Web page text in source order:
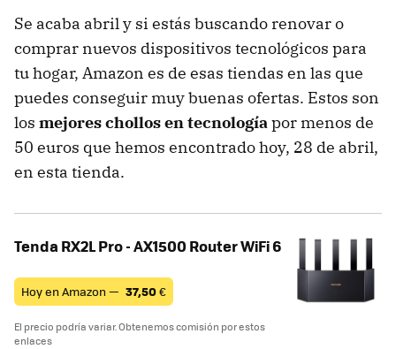
Se acaba abril y si estás buscando renovar o
comprar nuevos dispositivos tecnológicos para
tu hogar, Amazon es de esas tiendas en las que
puedes conseguir muy buenas ofertas. Estos son
los mejores chollos en tecnologíapor menos de
50 euros que hemos encontrado hoy, 28 de abril,
en esta tienda.
Tenda RX2L Pro - AX1500 Router WiFi 6
Hoy en Amazon — 37,50€
El precio podría variar. Obtenemos comisión por estos
enlaces